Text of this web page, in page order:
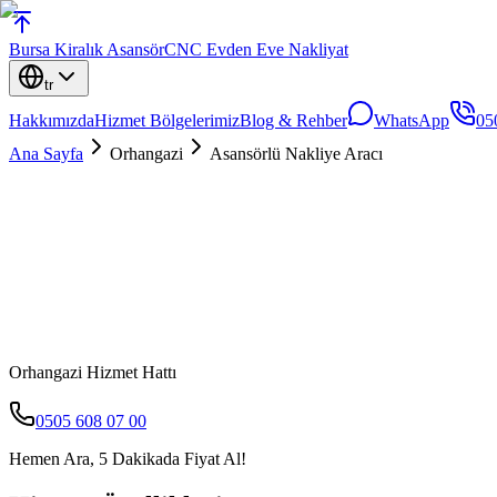
Bursa Kiralık AsansörCNC Evden Eve Nakliyat
tr
HakkımızdaHizmet BölgelerimizBlog & Rehber WhatsApp
Ana Sayfa
Orhangazi Asansörlü Nakliye Aracı
Orhangazi Hizmet Hattı
0505 608 07 00
Hemen Ara, 5 Dakikada Fiyat Al!